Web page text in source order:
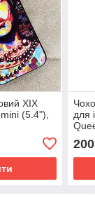
XIX
(5.4"),
для
200